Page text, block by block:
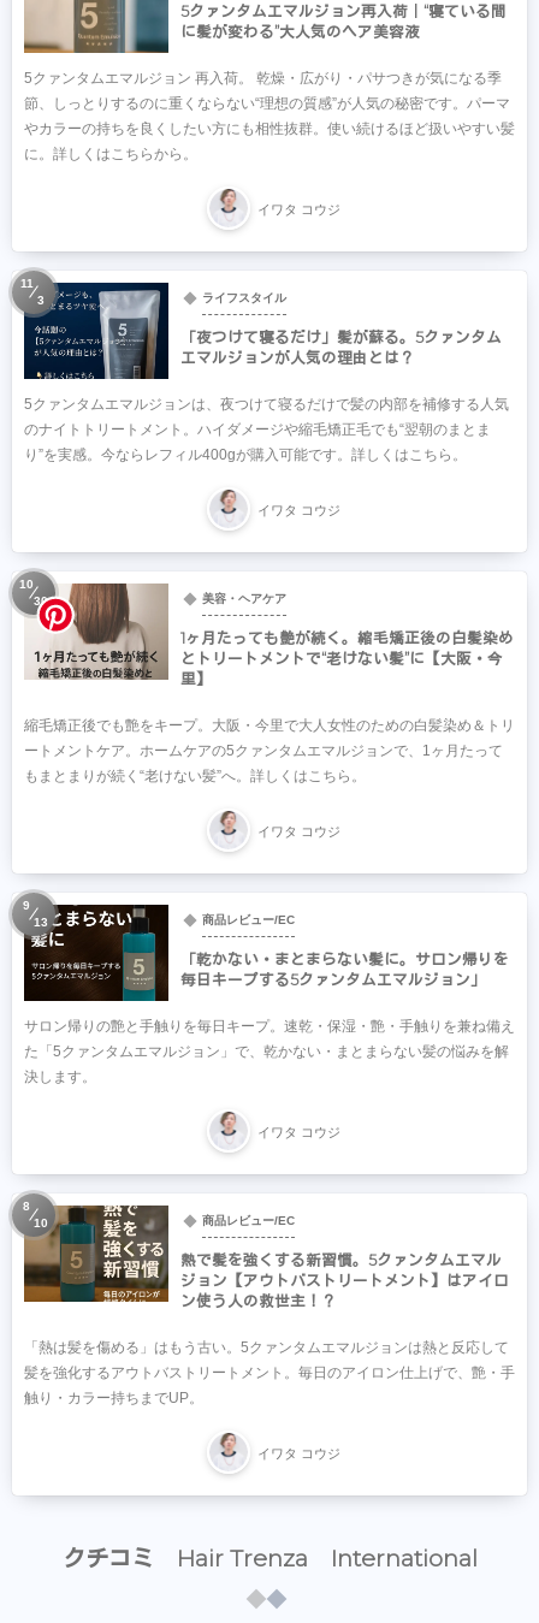
5クァンタムエマルジョン再入荷｜“寝ている間
に髪が変わる”大人気のヘア美容液
5クァンタムエマルジョン 再入荷。 乾燥・広がり・パサつきが気になる季
節、しっとりするのに重くならない“理想の質感”が人気の秘密です。パーマ
やカラーの持ちを良くしたい方にも相性抜群。使い続けるほど扱いやすい髪
に。詳しくはこちらから。
イワタ コウジ
ライフスタイル
「夜つけて寝るだけ」髪が蘇る。5クァンタム
エマルジョンが人気の理由とは？
5クァンタムエマルジョンは、夜つけて寝るだけで髪の内部を補修する人気
のナイトトリートメント。ハイダメージや縮毛矯正毛でも“翌朝のまとま
り”を実感。今ならレフィル400gが購入可能です。詳しくはこちら。
イワタ コウジ
11
3
美容・ヘアケア
1ヶ月たっても艶が続く。縮毛矯正後の白髪染め
とトリートメントで“老けない髪”に【大阪・今
里】
縮毛矯正後でも艶をキープ。大阪・今里で大人女性のための白髪染め＆トリ
ートメントケア。ホームケアの5クァンタムエマルジョンで、1ヶ月たって
もまとまりが続く“老けない髪”へ。詳しくはこちら。
イワタ コウジ
10
30
商品レビュー/EC
「乾かない・まとまらない髪に。サロン帰りを
毎日キープする5クァンタムエマルジョン」
サロン帰りの艶と手触りを毎日キープ。速乾・保湿・艶・手触りを兼ね備え
た「5クァンタムエマルジョン」で、乾かない・まとまらない髪の悩みを解
決します。
イワタ コウジ
9
13
商品レビュー/EC
熱で髪を強くする新習慣。5クァンタムエマル
ジョン【アウトバストリートメント】はアイロ
ン使う人の救世主！？
「熱は髪を傷める」はもう古い。5クァンタムエマルジョンは熱と反応して
髪を強化するアウトバストリートメント。毎日のアイロン仕上げで、艶・手
触り・カラー持ちまでUP。
イワタ コウジ
8
10
クチコミ Hair Trenza International